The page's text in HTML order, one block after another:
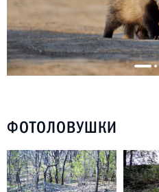
ФОТОЛОВУШКИ